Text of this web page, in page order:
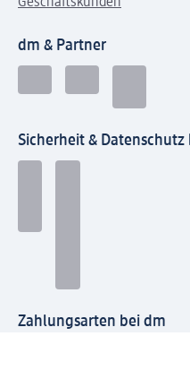
dm & Partner
Sicherheit & Datenschutz
Zahlungsarten bei dm